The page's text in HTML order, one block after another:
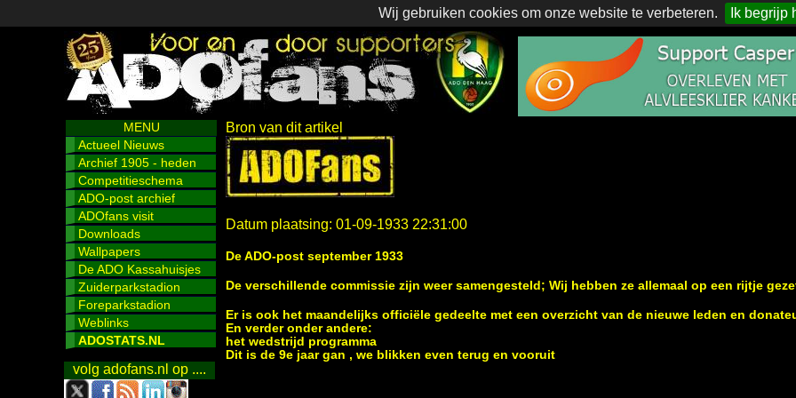
Wij gebruiken cookies om onze website te verbeteren. Ik begrijp
MENU
Actueel Nieuws
Archief 1905 - heden
Competitieschema
ADO-post archief
ADOfans visit
Downloads
Wallpapers
De ADO Kassahuisjes
Zuiderparkstadion
Foreparkstadion
Weblinks
ADOSTATS.NL
volg adofans.nl op ....
Bron van dit artikel
Datum plaatsing: 01-09-1933 22:31:00
De ADO-post september 1933
De verschillende commissie zijn weer samengesteld; Wij hebben ze allemaal op een rijtje
Er is ook het maandelijks officiële gedeelte met een overzicht van de nieuwe leden en
En verder onder andere:
het wedstrijd programma
Dit is de 9e jaar gan , we blikken even terug en vooruit